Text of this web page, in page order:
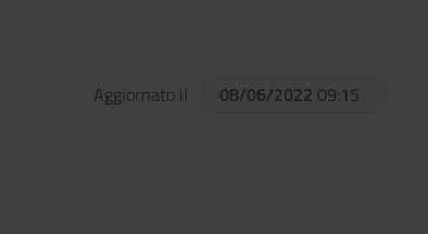
Aggiornato il 08/06/2022 09:15